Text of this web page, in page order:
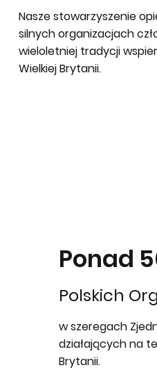
Ponad
Polskich
w szeregach
działających na
Brytanii.
Nasze stowarzyszenie
silnych organizacjach
wieloletniej tradycji
Wielkiej Brytanii.